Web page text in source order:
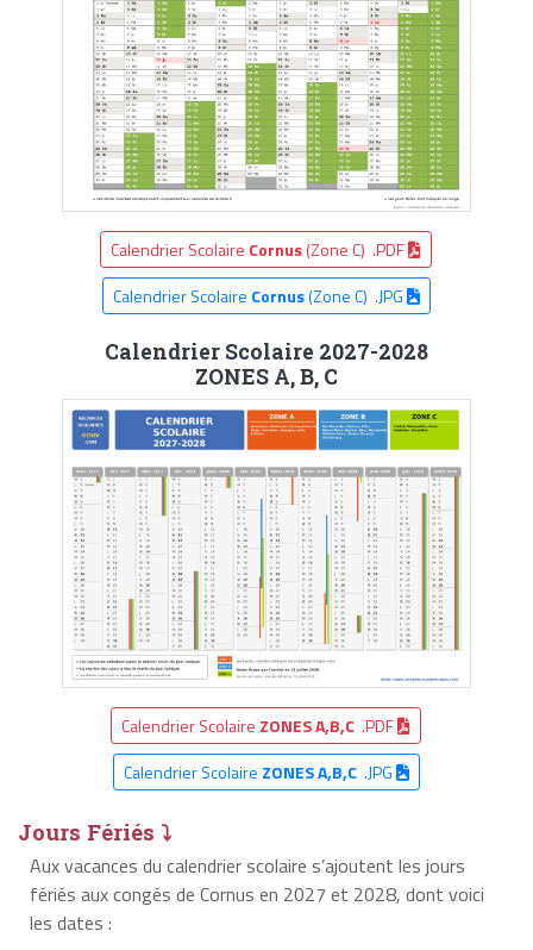
Calendrier Scolaire Cornus(Zone C) .PDF
Calendrier Scolaire Cornus(Zone C) .JPG
Calendrier Scolaire 2027-2028
ZONES A, B, C
Calendrier Scolaire ZONES A,B,C .PDF
Calendrier Scolaire ZONES A,B,C.JPG
Jours Fériés ⤵
Aux vacances du calendrier scolaire s’ajoutent les jours
fériés aux congés de Cornus en 2027 et 2028, dont voici
les dates :